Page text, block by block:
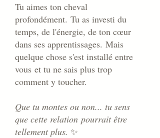
Tu aimes ton cheval
profondément. Tu as investi du
temps, de l'énergie, de ton cœur
dans ses apprentissages. Mais
quelque chose s'est installé entre
vous et tu ne sais plus trop
comment y toucher.
Que tu montes ou non... tu sens
que cette relation pourrait être
tellement plus. ✨